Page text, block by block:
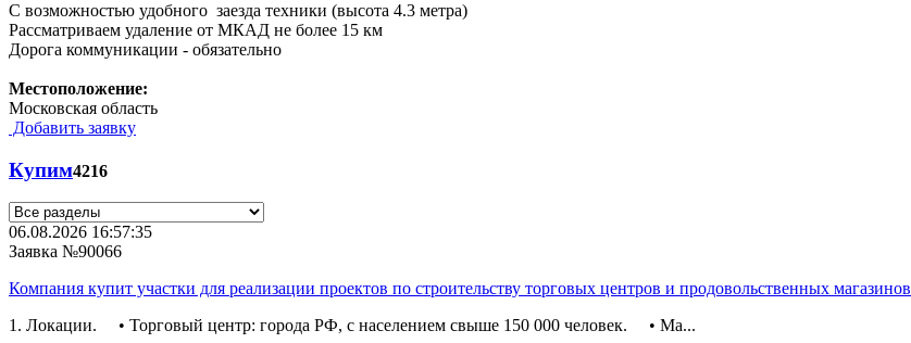
С возможностью удобного заезда техники (высота 4.3 метра)
Рассматриваем удаление от МКАД не более 15 км
Дорога коммуникации - обязательно
Местоположение:
Московская область
Добавить заявку
Купим4216
06.08.2026 16:57:35
Заявка №90066
Компания купит участки для реализации проектов по строительству торговых центров и продовольственных магазинов
1. Локации. • Торговый центр: города РФ, с населением свыше 150 000 человек. • Ма...